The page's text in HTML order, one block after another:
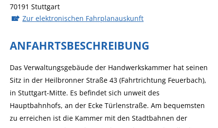
70191 Stuttgart
Zur elektronischen Fahrplanauskunft
ANFAHRTSBESCHREIBUNG
Das Verwaltungsgebäude der Handwerkskammer hat seinen
Sitz in der Heilbronner Straße 43 (Fahrtrichtung Feuerbach),
in Stuttgart-Mitte. Es befindet sich unweit des
Hauptbahnhofs, an der Ecke Türlenstraße. Am bequemsten
zu erreichen ist die Kammer mit den Stadtbahnen der